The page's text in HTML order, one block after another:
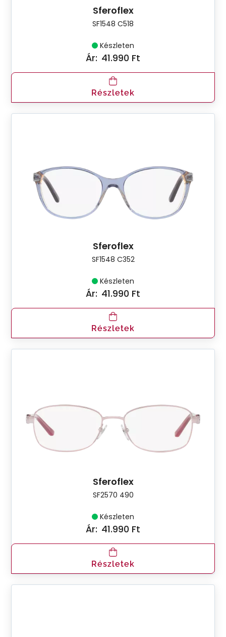
Sferoflex
SF1548 C518
Készleten
Ár: 41.990 Ft
Részletek
Sferoflex
SF1548 C352
Készleten
Ár: 41.990 Ft
Részletek
Sferoflex
SF2570 490
Készleten
Ár: 41.990 Ft
Részletek